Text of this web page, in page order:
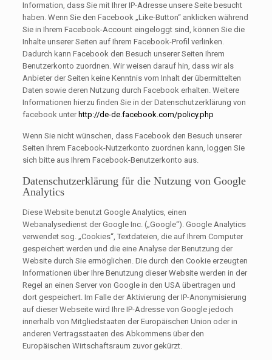
Information, dass Sie mit Ihrer IP-Adresse unsere Seite besucht
haben. Wenn Sie den Facebook „Like-Button“ anklicken während
Sie in Ihrem Facebook-Account eingeloggt sind, können Sie die
Inhalte unserer Seiten auf Ihrem Facebook-Profil verlinken.
Dadurch kann Facebook den Besuch unserer Seiten Ihrem
Benutzerkonto zuordnen. Wir weisen darauf hin, dass wir als
Anbieter der Seiten keine Kenntnis vom Inhalt der übermittelten
Daten sowie deren Nutzung durch Facebook erhalten. Weitere
Informationen hierzu finden Sie in der Datenschutzerklärung von
facebook unter http://de-de.facebook.com/policy.php
Wenn Sie nicht wünschen, dass Facebook den Besuch unserer
Seiten Ihrem Facebook-Nutzerkonto zuordnen kann, loggen Sie
sich bitte aus Ihrem Facebook-Benutzerkonto aus.
Datenschutzerklärung für die Nutzung von Google
Analytics
Diese Website benutzt Google Analytics, einen
Webanalysedienst der Google Inc. („Google“). Google Analytics
verwendet sog. „Cookies“, Textdateien, die auf Ihrem Computer
gespeichert werden und die eine Analyse der Benutzung der
Website durch Sie ermöglichen. Die durch den Cookie erzeugten
Informationen über Ihre Benutzung dieser Website werden in der
Regel an einen Server von Google in den USA übertragen und
dort gespeichert. Im Falle der Aktivierung der IP-Anonymisierung
auf dieser Webseite wird Ihre IP-Adresse von Google jedoch
innerhalb von Mitgliedstaaten der Europäischen Union oder in
anderen Vertragsstaaten des Abkommens über den
Europäischen Wirtschaftsraum zuvor gekürzt.